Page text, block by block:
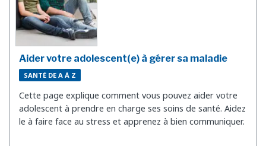
Aider votre adolescent(e) à gérer sa maladie
SANTÉ DE A À Z
Cette page explique comment vous pouvez aider votre
adolescent à prendre en charge ses soins de santé. Aidez
le à faire face au stress et apprenez à bien communiquer.